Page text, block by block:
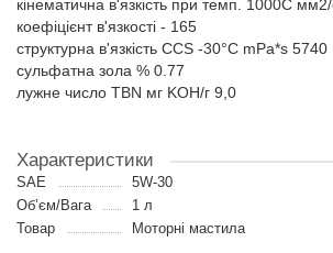
кінематична в'язкість при темп. 1000C
коефіцієнт в'язкості - 165
структурна в'язкість CCS -30°C mPa*s 5740
сульфатна зола % 0.77
лужне число TBN мг KOH/г 9,0
Характеристики
SAE
5W-30
Об’єм/Вага
1 л
Товар
Моторні мастила